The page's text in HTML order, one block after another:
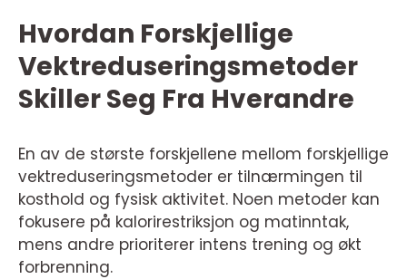
Hvordan Forskjellige
Vektreduseringsmetoder
Skiller Seg Fra Hverandre
En av de største forskjellene mellom forskjellige
vektreduseringsmetoder er tilnærmingen til
kosthold og fysisk aktivitet. Noen metoder kan
fokusere på kalorirestriksjon og matinntak,
mens andre prioriterer intens trening og økt
forbrenning.